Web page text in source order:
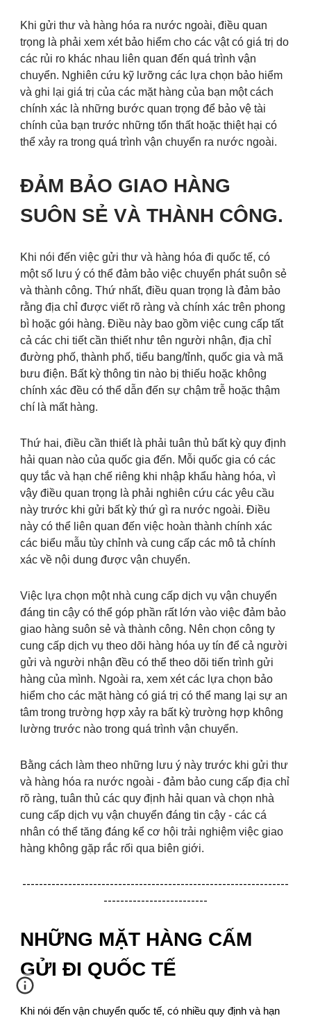
Khi gửi thư và hàng hóa ra nước ngoài, điều quan
trọng là phải xem xét bảo hiểm cho các vật có giá trị do
các rủi ro khác nhau liên quan đến quá trình vận
chuyển. Nghiên cứu kỹ lưỡng các lựa chọn bảo hiểm
và ghi lại giá trị của các mặt hàng của bạn một cách
chính xác là những bước quan trọng để bảo vệ tài
chính của bạn trước những tổn thất hoặc thiệt hại có
thể xảy ra trong quá trình vận chuyển ra nước ngoài.
ĐẢM BẢO GIAO HÀNG
SUÔN SẺ VÀ THÀNH CÔNG.
Khi nói đến việc gửi thư và hàng hóa đi quốc tế, có
một số lưu ý có thể đảm bảo việc chuyển phát suôn sẻ
và thành công. Thứ nhất, điều quan trọng là đảm bảo
rằng địa chỉ được viết rõ ràng và chính xác trên phong
bì hoặc gói hàng. Điều này bao gồm việc cung cấp tất
cả các chi tiết cần thiết như tên người nhận, địa chỉ
đường phố, thành phố, tiểu bang/tỉnh, quốc gia và mã
bưu điện. Bất kỳ thông tin nào bị thiếu hoặc không
chính xác đều có thể dẫn đến sự chậm trễ hoặc thậm
chí là mất hàng.
Thứ hai, điều cần thiết là phải tuân thủ bất kỳ quy định
hải quan nào của quốc gia đến. Mỗi quốc gia có các
quy tắc và hạn chế riêng khi nhập khẩu hàng hóa, vì
vậy điều quan trọng là phải nghiên cứu các yêu cầu
này trước khi gửi bất kỳ thứ gì ra nước ngoài. Điều
này có thể liên quan đến việc hoàn thành chính xác
các biểu mẫu tùy chỉnh và cung cấp các mô tả chính
xác về nội dung được vận chuyển.
Việc lựa chọn một nhà cung cấp dịch vụ vận chuyển
đáng tin cậy có thể góp phần rất lớn vào việc đảm bảo
giao hàng suôn sẻ và thành công. Nên chọn công ty
cung cấp dịch vụ theo dõi hàng hóa uy tín để cả người
gửi và người nhận đều có thể theo dõi tiến trình gửi
hàng của mình. Ngoài ra, xem xét các lựa chọn bảo
hiểm cho các mặt hàng có giá trị có thể mang lại sự an
tâm trong trường hợp xảy ra bất kỳ trường hợp không
lường trước nào trong quá trình vận chuyển.
Bằng cách làm theo những lưu ý này trước khi gửi thư
và hàng hóa ra nước ngoài - đảm bảo cung cấp địa chỉ
rõ ràng, tuân thủ các quy định hải quan và chọn nhà
cung cấp dịch vụ vận chuyển đáng tin cậy - các cá
nhân có thể tăng đáng kể cơ hội trải nghiệm việc giao
hàng không gặp rắc rối qua biên giới.
----------------------------------------------------------------
-------------------------
NHỮNG MẶT HÀNG CẤM
GỬI ĐI QUỐC TẾ
Khi nói đến vận chuyển quốc tế, có nhiều quy định và hạn